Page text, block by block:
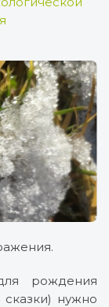
рождения
нужно